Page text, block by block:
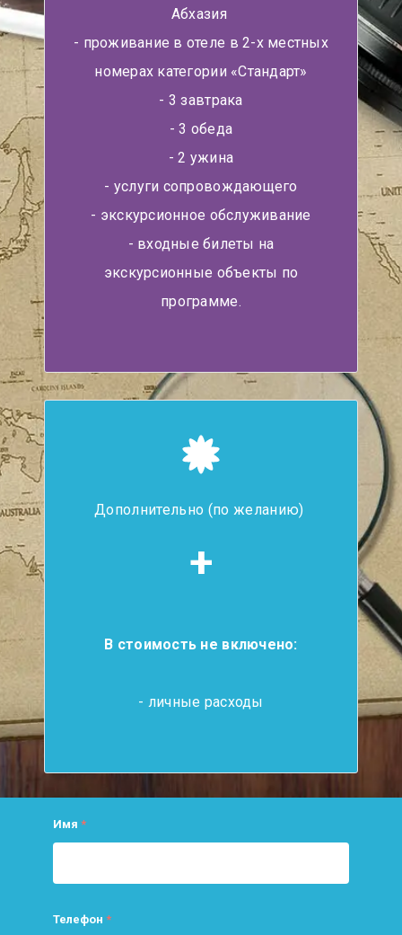
Абхазия
- проживание в отеле в 2-х местных
номерах категории «Стандарт»
- 3 завтрака
- 3 обеда
- 2 ужина
- услуги сопровождающего
- экскурсионное обслуживание
- входные билеты на
экскурсионные объекты по
программе.
Дополнительно (по желанию)
+
В стоимость не включено:
- личные расходы
Имя *
Телефон *